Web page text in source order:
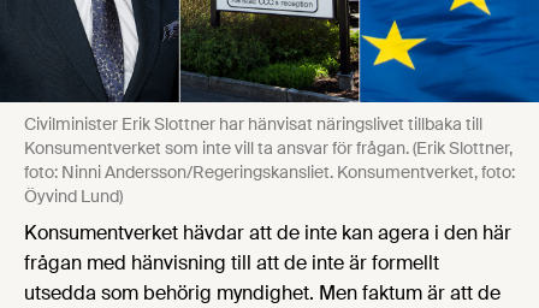
Civilminister Erik Slottner har hänvisat näringslivet tillbaka till
Konsumentverket som inte vill ta ansvar för frågan. (Erik Slottner,
foto: Ninni Andersson/Regeringskansliet. Konsumentverket, foto:
Öyvind Lund)
Konsumentverket hävdar att de inte kan agera i den här
frågan med hänvisning till att de inte är formellt
utsedda som behörig myndighet. Men faktum är att de